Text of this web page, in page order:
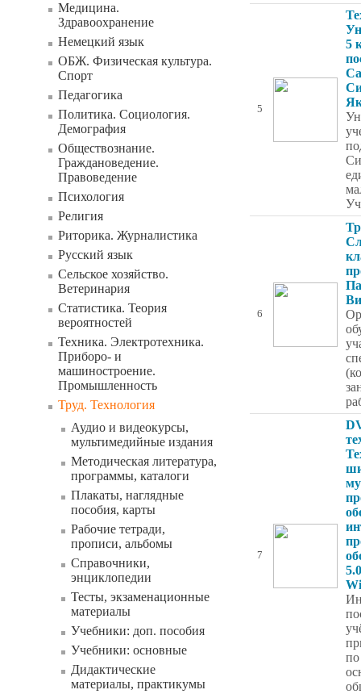
Медицина.
Здравоохранение
Немецкий язык
ОБЖ. Физическая культура.
Спорт
Педагогика
Политика. Социология.
Демография
Обществознание.
Граждановедение.
Правоведение
Психология
Религия
Риторика. Журналистика
Русский язык
Сельское хозяйство.
Ветеринария
Статистика. Теория
вероятностей
Техника. Электротехника.
Приборо- и
машиностроение.
Промышленность
Труд. Технология
Аудио и видеокурсы,
мультимедийные издания
Методическая литература,
программы, каталоги
Плакаты, наглядные
пособия, карты
Рабочие тетради,
прописи, альбомы
Справочники,
энциклопедии
Тесты, экзаменационные
материалы
Учебники: доп. пособия
Учебники: основные
Дидактические
материалы, практикумы
5
5
6
7
по